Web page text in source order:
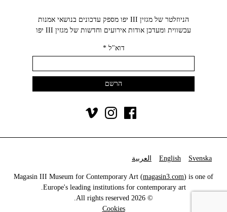
הניוזלטר של מגזין III יפו מספק עדכונים בנושאי אמנות
עכשווית ומעדכן אודות אירועים וחדשות של מגזין III יפו‬
דוא"ל*
Svenska
English العربية
Magasin III Museum for Contemporary Art (magasin3.com) is one of
Europe's leading institutions for contemporary art.
© 2026 All rights reserved.
Cookies